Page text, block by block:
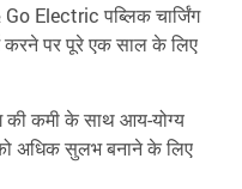
Go Electric पब्लिक चार्जिंग
करने पर पूरे एक साल के लिए
की कमी के साथ आय-योग्य
अधिक सुलभ बनाने के लिए